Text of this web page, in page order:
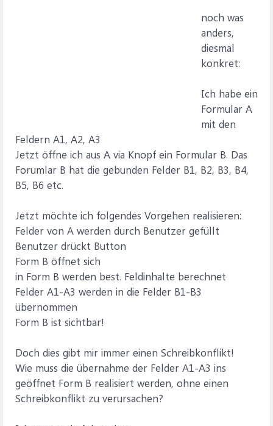
noch was
anders,
diesmal
konkret:
Ich habe ein
Formular A
mit den
Feldern A1, A2, A3
Jetzt öffne ich aus A via Knopf ein Formular B. Das
Forumlar B hat die gebunden Felder B1, B2, B3, B4,
B5, B6 etc.
Jetzt möchte ich folgendes Vorgehen realisieren:
Felder von A werden durch Benutzer gefüllt
Benutzer drückt Button
Form B öffnet sich
in Form B werden best. Feldinhalte berechnet
Felder A1-A3 werden in die Felder B1-B3
übernommen
Form B ist sichtbar!
Doch dies gibt mir immer einen Schreibkonflikt!
Wie muss die übernahme der Felder A1-A3 ins
geöffnet Form B realisiert werden, ohne einen
Schreibkonflikt zu verursachen?